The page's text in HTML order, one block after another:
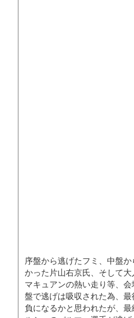
序盤から逃げたフミ、中盤
かった片山右京氏、そして
マキュアンの熱い走り等、
盤で逃げは吸収された為、
負になるかと思われたが、